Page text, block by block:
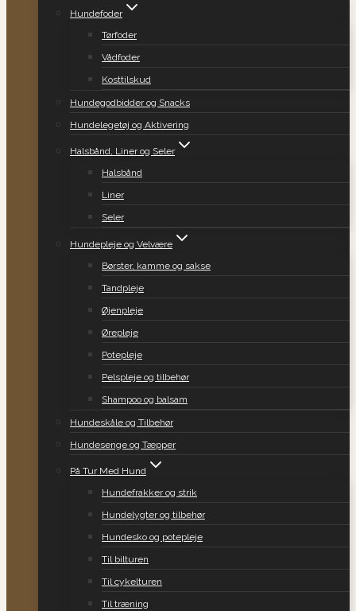
Hundefoder
Tørfoder
Vådfoder
Kosttilskud
Hundegodbidder og Snacks
Hundelegetøj og Aktivering
Halsbånd, Liner og Seler
Halsbånd
Liner
Seler
Hundepleje og Velvære
Børster, kamme og sakse
Tandpleje
Øjenpleje
Ørepleje
Potepleje
Pelspleje og tilbehør
Shampoo og balsam
Hundeskåle og Tilbehør
Hundesenge og Tæpper
På Tur Med Hund
Hundefrakker og strik
Hundelygter og tilbehør
Hundesko og potepleje
Til bilturen
Til cykelturen
Til træning